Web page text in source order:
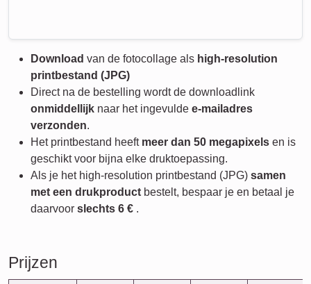
Download van de fotocollage als high-resolution
printbestand (JPG)
Direct na de bestelling wordt de downloadlink
onmiddellijk naar het ingevulde e-mailadres
verzonden.
Het printbestand heeft meer dan 50 megapixels en is
geschikt voor bijna elke druktoepassing.
Als je het high-resolution printbestand (JPG) samen
met een drukproduct bestelt, bespaar je en betaal je
daarvoor slechts 6 € .
Prijzen